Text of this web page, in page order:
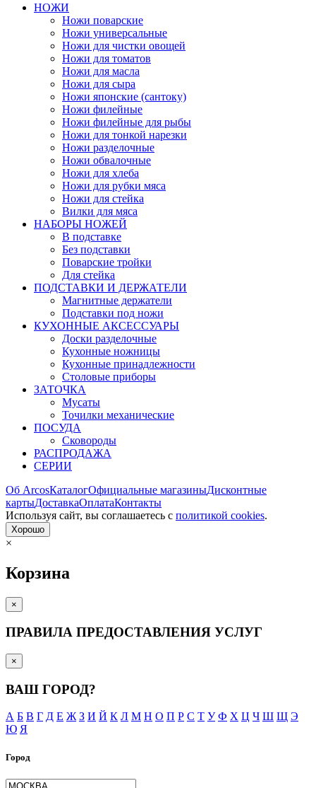
НОЖИ
Ножи поварские
Ножи универсальные
Ножи для чистки овощей
Ножи для томатов
Ножи для масла
Ножи для сыра
Ножи японские (сантоку)
Ножи филейные
Ножи филейные для рыбы
Ножи для тонкой нарезки
Ножи разделочные
Ножи обвалочные
Ножи для хлеба
Ножи для рубки мяса
Ножи для стейка
Вилки для мяса
НАБОРЫ НОЖЕЙ
В подставке
Без подставки
Поварские тройки
Для стейка
ПОДСТАВКИ И ДЕРЖАТЕЛИ
Магнитные держатели
Подставки под ножи
КУХОННЫЕ АКСЕССУАРЫ
Доски разделочные
Кухонные ножницы
Кухонные принадлежности
Столовые приборы
ЗАТОЧКА
Мусаты
Точилки механические
ПОСУДА
Сковороды
РАСПРОДАЖА
СЕРИИ
Об ArcosКаталогОфициальные магазиныДисконтные
картыДоставкаОплатаКонтакты
Используя сайт, вы согла­шаетесь с политикой cookies.
Хорошо
×
Корзина
×
ПРАВИЛА ПРЕДОСТАВЛЕНИЯ УСЛУГ
×
ВАШ ГОРОД?
А Б В Г Д Е Ж З И Й К Л М Н О П Р С Т У Ф Х Ц Ч Ш Щ Э
Ю Я
Город